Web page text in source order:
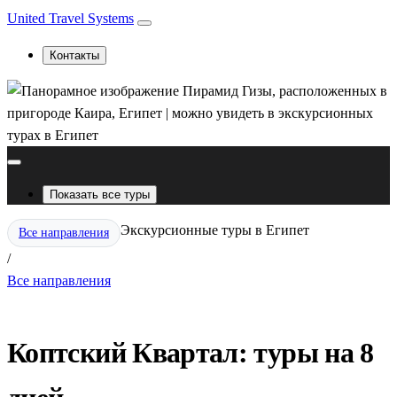
United Travel Systems
Контакты
Показать все туры
Все направления
/
Экскурсионные туры в Египет
Все направления
Коптский Квартал: туры на 8